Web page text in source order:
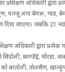
अधिकारी द्वारा
मज्जू लगा बेमरू, ग्वड,
दिया जाएगा। जबकि 21
अधिकारी द्वारा प्रत्येक
सिदोली, काण्डेई, चौरडा,
बरतोली, तोलसैंण,